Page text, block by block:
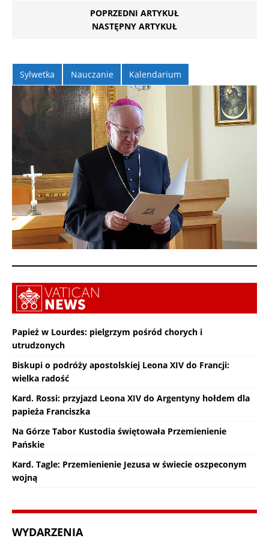
POPRZEDNI ARTYKUŁ
NASTĘPNY ARTYKUŁ
Sylwetka Nauczanie Kalendarium
Papież w Lourdes: pielgrzym pośród chorych i
utrudzonych
Biskupi o podróży apostolskiej Leona XIV do Francji:
wielka radość
Kard. Rossi: przyjazd Leona XIV do Argentyny hołdem dla
papieża Franciszka
Na Górze Tabor Kustodia świętowała Przemienienie
Pańskie
Kard. Tagle: Przemienienie Jezusa w świecie oszpeconym
wojną
WYDARZENIA